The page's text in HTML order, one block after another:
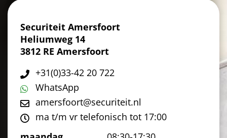
Securiteit Amersfoort
Heliumweg 14
3812 RE Amersfoort
+31(0)33-42 20 722
WhatsApp
amersfoort@securiteit.nl
ma t/m vr telefonisch tot 17:00